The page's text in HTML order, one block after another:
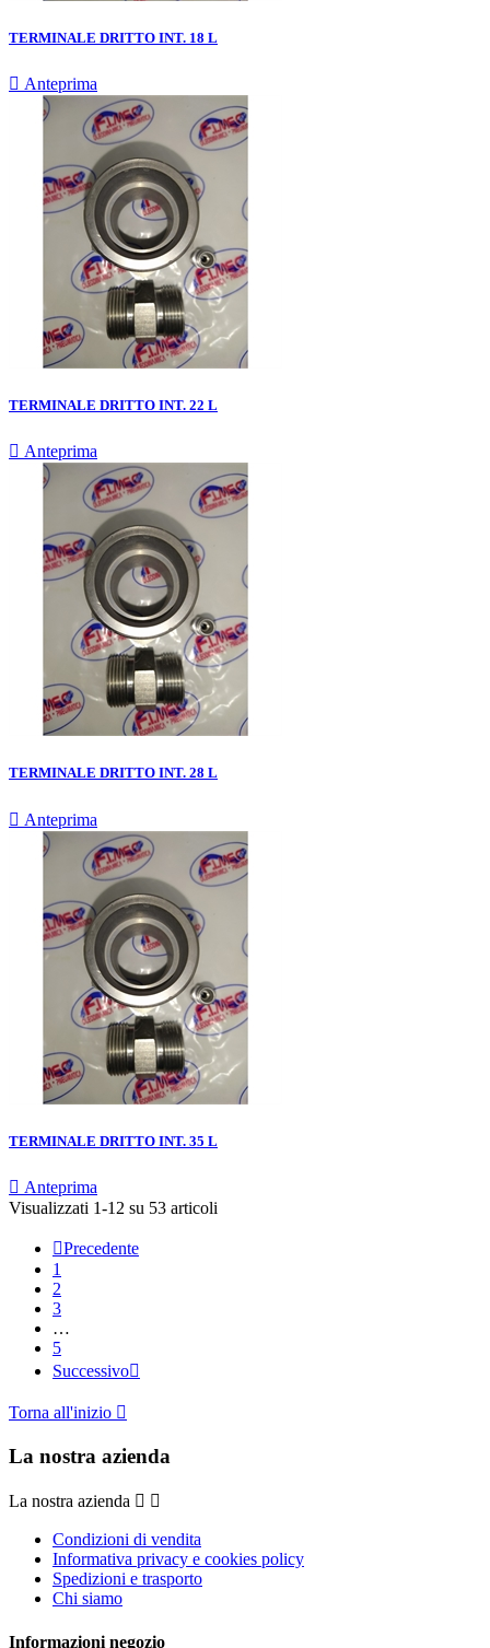
TERMINALE DRITTO INT. 18 L
 Anteprima
TERMINALE DRITTO INT. 22 L
 Anteprima
TERMINALE DRITTO INT. 28 L
 Anteprima
TERMINALE DRITTO INT. 35 L
 Anteprima
Visualizzati 1-12 su 53 articoli
Precedente
1
2
3
…
5
Successivo
Torna all'inizio 
La nostra azienda
La nostra azienda  
Condizioni di vendita
Informativa privacy e cookies policy
Spedizioni e trasporto
Chi siamo
Informazioni negozio